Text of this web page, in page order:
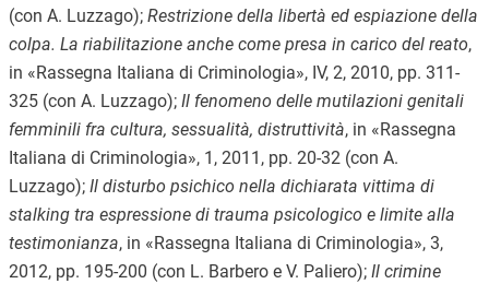
(con A. Luzzago); Restrizione della libertà ed espiazione della
colpa. La riabilitazione anche come presa in carico del reato,
in «Rassegna Italiana di Criminologia», IV, 2, 2010, pp. 311-
325 (con A. Luzzago); Il fenomeno delle mutilazioni genitali
femminili fra cultura, sessualità, distruttività, in «Rassegna
Italiana di Criminologia», 1, 2011, pp. 20-32 (con A.
Luzzago); Il disturbo psichico nella dichiarata vittima di
stalking tra espressione di trauma psicologico e limite alla
testimonianza, in «Rassegna Italiana di Criminologia», 3,
2012, pp. 195-200 (con L. Barbero e V. Paliero); Il crimine